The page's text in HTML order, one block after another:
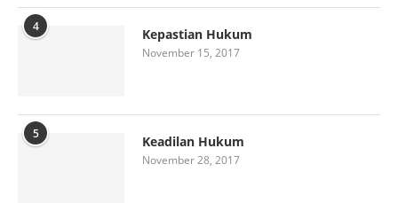
4 Kepastian Hukum
November 15, 2017
5 Keadilan Hukum
November 28, 2017